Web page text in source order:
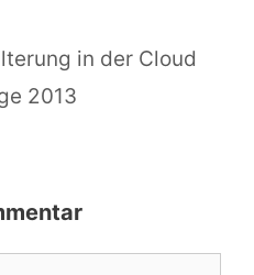
in der Cloud
2013